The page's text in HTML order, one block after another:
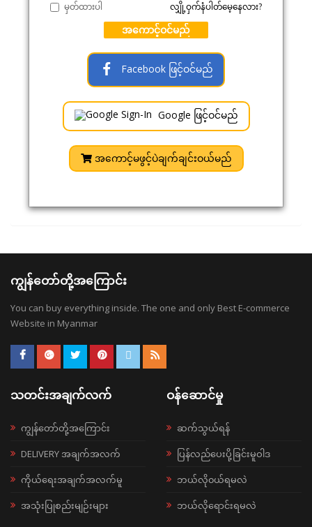
မှတ်ထားပါ လျှို့ဝှက်နံပါတ်မေ့နေလား?
အကောင့်ဝင်မည်
Facebook ဖြင့်ဝင်မည်
Google ဖြင့်ဝင်မည်
အကောင့်မဖွင့်ပဲချက်ချင်းဝယ်မည်
ကျွန်တော်တို့အကြောင်း
You can buy everything inside. The one and only Best E-commerce
Website in Myanmar
သတင်းအချက်လက်
ကျွန်တော်တို့အကြောင်း
DELIVERY အချက်အလက်
ကိုယ်ရေးအချက်အလက်မူ
အသုံးပြုစည်းမျဉ်းများ
ဝန်ဆောင်မှု
ဆက်သွယ်ရန်
ပြန်လည်ပေးပို့ခြင်းမူဝါဒ
ဘယ်လို၀ယ်ရမလဲ
ဘယ်လိုရောင်းရမလဲ